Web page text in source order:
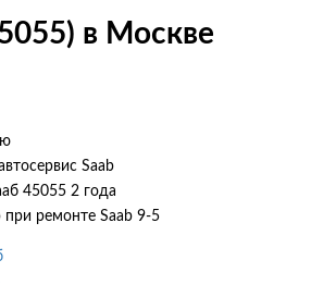
в Москве
Saab
45055 2 года
при ремонте Saab 9-5